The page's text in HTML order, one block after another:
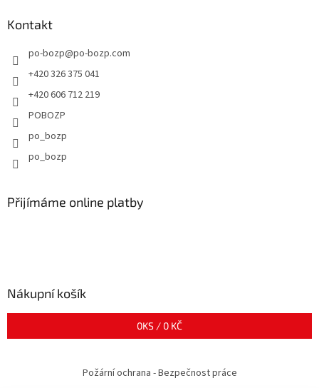
Kontakt
po-bozp@po-bozp.com
+420 326 375 041
+420 606 712 219
POBOZP
po_bozp
po_bozp
Přijímáme online platby
Nákupní košík
0KS / 0 KČ
Požární ochrana - Bezpečnost práce